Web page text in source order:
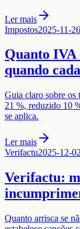
Ler mais
Impostos2025-11-26
Quanto IVA
quando
Guia claro sobre os
21 %, reduzido 10
se aplica.
Ler mais
Verifactu2025-12-02
Verifactu:
Quanto arrisca se